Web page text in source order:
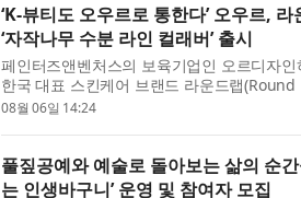
‘K-뷰티도 오우르로 통한다’ 오우르,
‘자작나무 수분 라인 컬래버’ 출시
페인터즈앤벤처스의 보육기업인 오르디자인
한국 대표 스킨케어 브랜드 라운드랩
US) 한정판 컬렉션을 선보인다. 이번 협업
08월 06일 14:24
풀짚공예와 예술로 돌아보는 삶의 순
는 인생바구니’ 운영 및 참여자 모집